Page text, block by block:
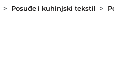
Posuđe i kuhinjski tekstil